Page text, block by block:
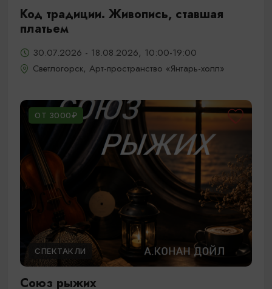
Код традиции. Живопись, ставшая
платьем
30.07.2026 - 18.08.2026, 10:00-19:00
Светлогорск, Арт-пространство «Янтарь-холл»
ОТ 3000₽
СПЕКТАКЛИ
Союз рыжих